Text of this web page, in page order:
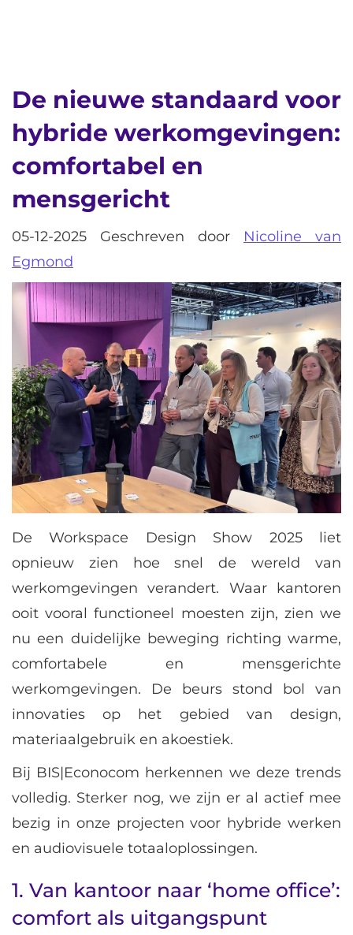
De nieuwe standaard voor
hybride werkomgevingen:
comfortabel en
mensgericht
05-12-2025 Geschreven door Nicoline van
Egmond
De Workspace Design Show 2025 liet
opnieuw zien hoe snel de wereld van
werkomgevingen verandert. Waar kantoren
ooit vooral functioneel moesten zijn, zien we
nu een duidelijke beweging richting warme,
comfortabele en mensgerichte
werkomgevingen. De beurs stond bol van
innovaties op het gebied van design,
materiaalgebruik en akoestiek.
Bij BIS|Econocom herkennen we deze trends
volledig. Sterker nog, we zijn er al actief mee
bezig in onze projecten voor hybride werken
en audiovisuele totaaloplossingen.
1. Van kantoor naar ‘home office’:
comfort als uitgangspunt